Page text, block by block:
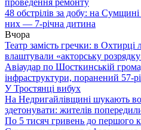
проведення ремонту
48 обстрілів за добу: на
них — 7-річна дитина
Вчора
Театр замість гречки: в Охтирці
влаштували «акторську
Авіаудар по Шосткинській
інфраструктури, поранений 57-
У Тростянці вибух
На Недригайлівщині шукають
здетонувати: жителів
По 5 тисяч гривень до першого